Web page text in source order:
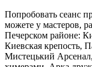
Попробовать сеанс
можете у мастеров,
Печерском районе:
Киевская крепость,
Мистецький